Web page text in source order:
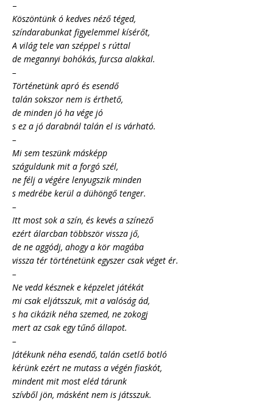
–
Köszöntünk ó kedves néző téged,
színdarabunkat figyelemmel kísérőt,
A világ tele van széppel s rúttal
de megannyi bohókás, furcsa alakkal.
–
Történetünk apró és esendő
talán sokszor nem is érthető,
de minden jó ha vége jó
s ez a jó darabnál talán el is várható.
–
Mi sem teszünk másképp
száguldunk mit a forgó szél,
ne félj a végére lenyugszik minden
s medrébe kerül a dühöngő tenger.
–
Itt most sok a szín, és kevés a színező
ezért álarcban többször vissza jő,
de ne aggódj, ahogy a kör magába
vissza tér történetünk egyszer csak véget ér.
–
Ne vedd késznek e képzelet játékát
mi csak eljátsszuk, mit a valóság ád,
s ha cikázik néha szemed, ne zokogj
mert az csak egy tűnő állapot.
–
Játékunk néha esendő, talán csetlő botló
kérünk ezért ne mutass a végén fiaskót,
mindent mit most eléd tárunk
szívből jön, másként nem is játsszuk.